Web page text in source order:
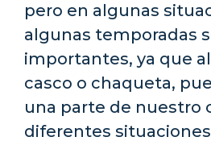
pero en algunas
algunas temporadas
importantes, ya que
casco o chaqueta,
una parte de nuestro
diferentes